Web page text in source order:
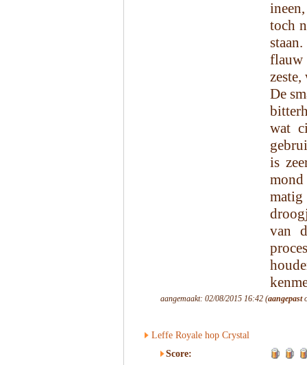
toch
flauw
De
wat
is
van
aangemaakt: 02/08/2015 16:42 (aangepast
Leffe Royale hop Crystal
Score: